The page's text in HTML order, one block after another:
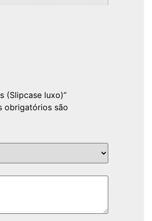
(Slipcase luxo)”
obrigatórios são